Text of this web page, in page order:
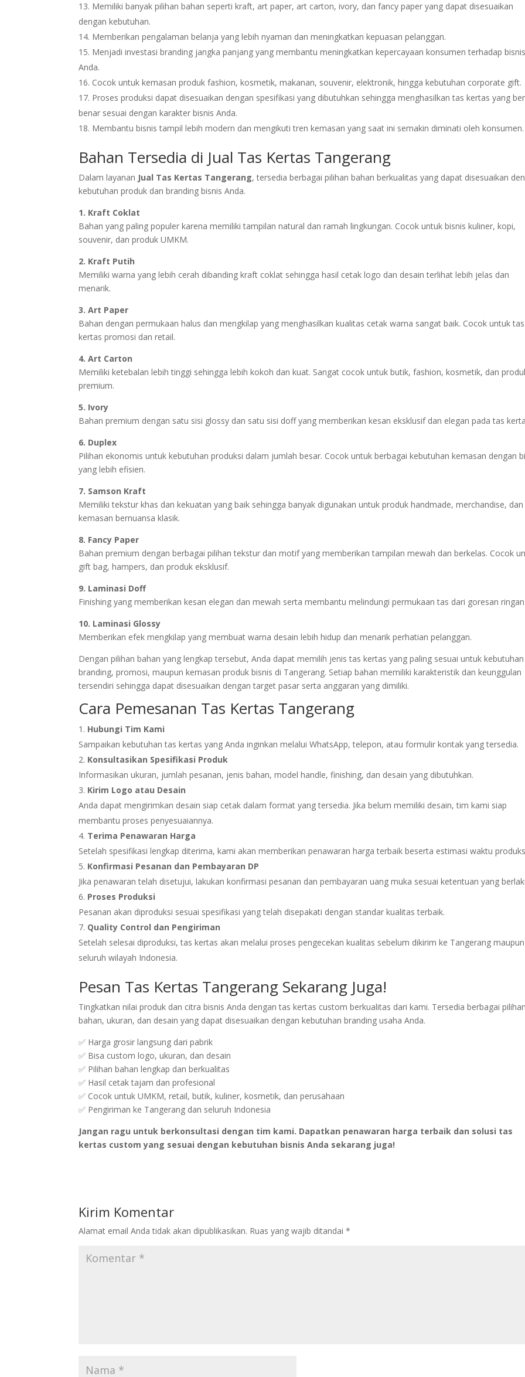
Memiliki banyak pilihan bahan seperti kraft, art paper, art carton, ivory, dan fancy paper yang dapat disesuaikan
dengan kebutuhan.
Memberikan pengalaman belanja yang lebih nyaman dan meningkatkan kepuasan pelanggan.
Menjadi investasi branding jangka panjang yang membantu meningkatkan kepercayaan konsumen terhadap
Anda.
Cocok untuk kemasan produk fashion, kosmetik, makanan, souvenir, elektronik, hingga kebutuhan corporate gift.
Proses produksi dapat disesuaikan dengan spesifikasi yang dibutuhkan sehingga menghasilkan tas kertas yang
benar sesuai dengan karakter bisnis Anda.
Membantu bisnis tampil lebih modern dan mengikuti tren kemasan yang saat ini semakin diminati oleh konsumen.
Bahan Tersedia di Jual Tas Kertas Tangerang
Dalam layanan Jual Tas Kertas Tangerang, tersedia berbagai pilihan bahan berkualitas yang dapat disesuaikan
kebutuhan produk dan branding bisnis Anda.
1. Kraft Coklat
Bahan yang paling populer karena memiliki tampilan natural dan ramah lingkungan. Cocok untuk bisnis kuliner, kopi,
souvenir, dan produk UMKM.
2. Kraft Putih
Memiliki warna yang lebih cerah dibanding kraft coklat sehingga hasil cetak logo dan desain terlihat lebih jelas dan
menarik.
3. Art Paper
Bahan dengan permukaan halus dan mengkilap yang menghasilkan kualitas cetak warna sangat baik. Cocok untuk tas
kertas promosi dan retail.
4. Art Carton
Memiliki ketebalan lebih tinggi sehingga lebih kokoh dan kuat. Sangat cocok untuk butik, fashion, kosmetik, dan
premium.
5. Ivory
Bahan premium dengan satu sisi glossy dan satu sisi doff yang memberikan kesan eksklusif dan elegan pada tas
6. Duplex
Pilihan ekonomis untuk kebutuhan produksi dalam jumlah besar. Cocok untuk berbagai kebutuhan kemasan dengan
yang lebih efisien.
7. Samson Kraft
Memiliki tekstur khas dan kekuatan yang baik sehingga banyak digunakan untuk produk handmade, merchandise, dan
kemasan bernuansa klasik.
8. Fancy Paper
Bahan premium dengan berbagai pilihan tekstur dan motif yang memberikan tampilan mewah dan berkelas. Cocok
gift bag, hampers, dan produk eksklusif.
9. Laminasi Doff
Finishing yang memberikan kesan elegan dan mewah serta membantu melindungi permukaan tas dari goresan
10. Laminasi Glossy
Memberikan efek mengkilap yang membuat warna desain lebih hidup dan menarik perhatian pelanggan.
Dengan pilihan bahan yang lengkap tersebut, Anda dapat memilih jenis tas kertas yang paling sesuai untuk kebutuhan
branding, promosi, maupun kemasan produk bisnis di Tangerang. Setiap bahan memiliki karakteristik dan keunggulan
tersendiri sehingga dapat disesuaikan dengan target pasar serta anggaran yang dimiliki.
Cara Pemesanan Tas Kertas Tangerang
Hubungi Tim Kami
Sampaikan kebutuhan tas kertas yang Anda inginkan melalui WhatsApp, telepon, atau formulir kontak yang tersedia.
Konsultasikan Spesifikasi Produk
Informasikan ukuran, jumlah pesanan, jenis bahan, model handle, finishing, dan desain yang dibutuhkan.
Kirim Logo atau Desain
Anda dapat mengirimkan desain siap cetak dalam format yang tersedia. Jika belum memiliki desain, tim kami siap
membantu proses penyesuaiannya.
Terima Penawaran Harga
Setelah spesifikasi lengkap diterima, kami akan memberikan penawaran harga terbaik beserta estimasi waktu
Konfirmasi Pesanan dan Pembayaran DP
Jika penawaran telah disetujui, lakukan konfirmasi pesanan dan pembayaran uang muka sesuai ketentuan yang
Proses Produksi
Pesanan akan diproduksi sesuai spesifikasi yang telah disepakati dengan standar kualitas terbaik.
Quality Control dan Pengiriman
Setelah selesai diproduksi, tas kertas akan melalui proses pengecekan kualitas sebelum dikirim ke Tangerang maupun
seluruh wilayah Indonesia.
Pesan Tas Kertas Tangerang Sekarang Juga!
Tingkatkan nilai produk dan citra bisnis Anda dengan tas kertas custom berkualitas dari kami. Tersedia berbagai
bahan, ukuran, dan desain yang dapat disesuaikan dengan kebutuhan branding usaha Anda.
✅ Harga grosir langsung dari pabrik
✅ Bisa custom logo, ukuran, dan desain
✅ Pilihan bahan lengkap dan berkualitas
✅ Hasil cetak tajam dan profesional
✅ Cocok untuk UMKM, retail, butik, kuliner, kosmetik, dan perusahaan
✅ Pengiriman ke Tangerang dan seluruh Indonesia
Jangan ragu untuk berkonsultasi dengan tim kami. Dapatkan penawaran harga terbaik dan solusi tas
kertas custom yang sesuai dengan kebutuhan bisnis Anda sekarang juga!
Kirim Komentar
Alamat email Anda tidak akan dipublikasikan. Ruas yang wajib ditandai*